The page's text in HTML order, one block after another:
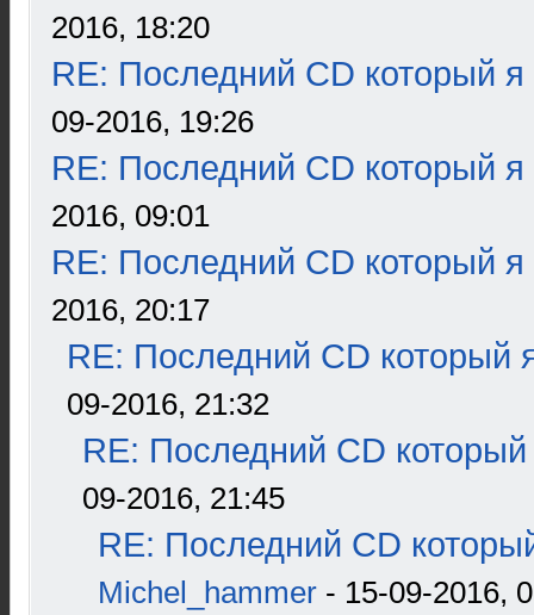
2016, 18:20
RE: Последний CD который я
09-2016, 19:26
RE: Последний CD который я
2016, 09:01
RE: Последний CD который я
2016, 20:17
RE: Последний CD который
09-2016, 21:32
RE: Последний CD который
09-2016, 21:45
RE: Последний CD
Michel_hammer - 15-09-2016,